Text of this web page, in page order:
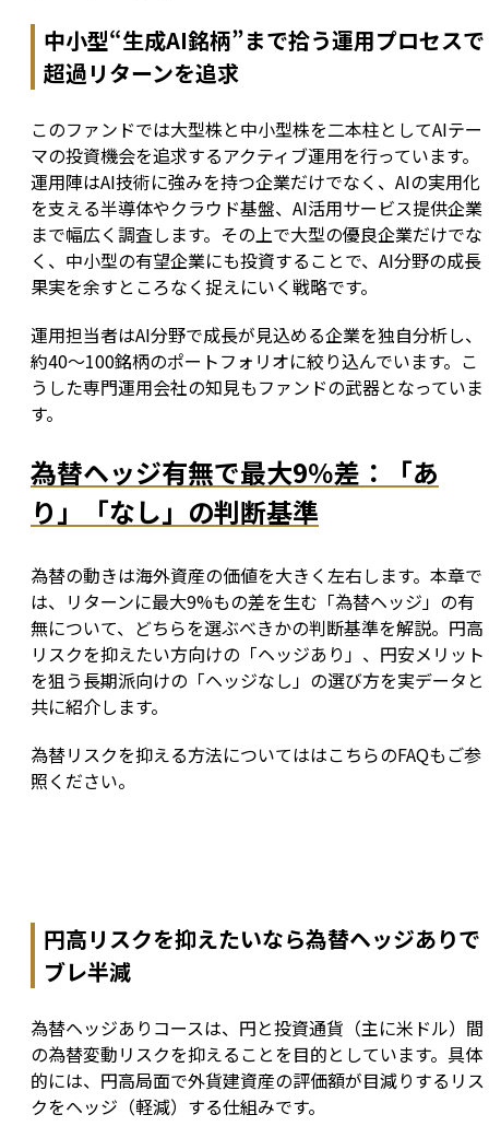
中小型“生成AI銘柄”まで拾う運用プロセスで
超過リターンを追求
このファンドでは大型株と中小型株を二本柱としてAIテー
マの投資機会を追求するアクティブ運用を行っています。
運用陣はAI技術に強みを持つ企業だけでなく、AIの実用化
を支える半導体やクラウド基盤、AI活用サービス提供企業
まで幅広く調査します。その上で大型の優良企業だけでな
く、中小型の有望企業にも投資することで、AI分野の成長
果実を余すところなく捉えにいく戦略です。
運用担当者はAI分野で成長が見込める企業を独自分析し、
約40〜100銘柄のポートフォリオに絞り込んでいます。こ
うした専門運用会社の知見もファンドの武器となっていま
す。
為替ヘッジ有無で最大9％差：「あ
り」「なし」の判断基準
為替の動きは海外資産の価値を大きく左右します。本章で
は、リターンに最大9%もの差を生む「為替ヘッジ」の有
無について、どちらを選ぶべきかの判断基準を解説。円高
リスクを抑えたい方向けの「ヘッジあり」、円安メリット
を狙う長期派向けの「ヘッジなし」の選び方を実データと
共に紹介します。
為替リスクを抑える方法についてははこちらのFAQもご参
照ください。
円高リスクを抑えたいなら為替ヘッジありで
ブレ半減
為替ヘッジありコースは、円と投資通貨（主に米ドル）間
の為替変動リスクを抑えることを目的としています。具体
的には、円高局面で外貨建資産の評価額が目減りするリス
クをヘッジ（軽減）する仕組みです。